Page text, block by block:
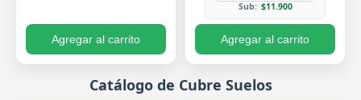
Agregar al carrito
Sub: $11.900
Agregar al carrito
Catálogo de Cubre Suelos